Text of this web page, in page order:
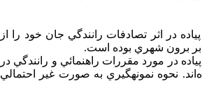
معاونت راهنمائي و رانندگي نيروي انتظامي در سال 1381 در كل كشور 796 عابر پياده در اثر تصادفات رانندگي جان خود را از
در مورد مقررات راهنمائي و رانندگي در
نحوه نمونهگيري به صورت غير احتمالي